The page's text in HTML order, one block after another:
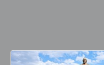
단풍명소 #설화 #